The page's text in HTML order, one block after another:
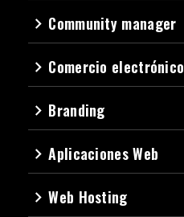
navigate_next Community manager
navigate_next Comercio electrónico
navigate_next Branding
navigate_nextAplicaciones Web
navigate_nextWeb Hosting